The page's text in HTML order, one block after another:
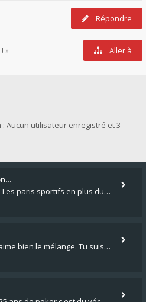
Répondre
» Aller à
Aucun utilisateur enregistré et 3
Salut Cosmostar, Bienvenue ! Les paris sportifs en plus du poker, c'est ce que je fais aussi. Surtout la NBA, je mise su
Salut Alain, Rugby et poker, j'aime bien le mélange. Tu suis le rugby du coin ? Moi j'essaie d'aller voir des matchs de